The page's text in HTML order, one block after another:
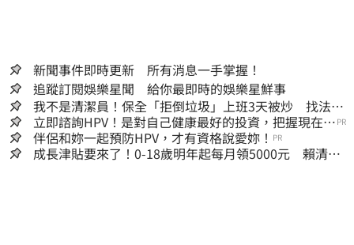
新聞事件即時更新 所有消息一手掌握！
追蹤訂閱娛樂星聞 給你最即時的娛樂星鮮事
我不是清潔員！保全「拒倒垃圾」上班3天被炒 找法院
討公道結果出爐
立即諮詢HPV！是對自己健康最好的投資，把握現在不
嫌晚！
PR
伴侶和妳一起預防HPV，才有資格說愛妳！ PR
成長津貼要來了！0-18歲明年起每月領5000元 賴清